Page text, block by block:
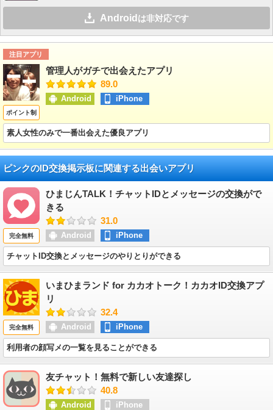
Android は非対応です
注目アプリ
ポイント制
管理人がガチで出会えたアプリ
89.0
Android iPhone
素人女性のみで一番出会えた優良アプリ
ピンクのID交換掲示板に関連する出会いアプリ
完全無料
ひまじんTALK！チャットIDとメッセージの交換がで
きる
31.0
Android iPhone
チャットID交換とメッセージのやりとりができる
完全無料
いまひまランド for カカオトーク！カカオID交換アプ
リ
32.4
Android iPhone
利用者の顔写メの一覧を見ることができる
友チャット！無料で新しい友達探し
40.8
Android iPhone